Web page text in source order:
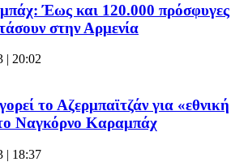
Έως και 120.000 πρόσφυγες
στην Αρμενία
| 20:02
το Αζερμπαϊτζάν για «εθνική
Ναγκόρνο Καραμπάχ
| 18:37